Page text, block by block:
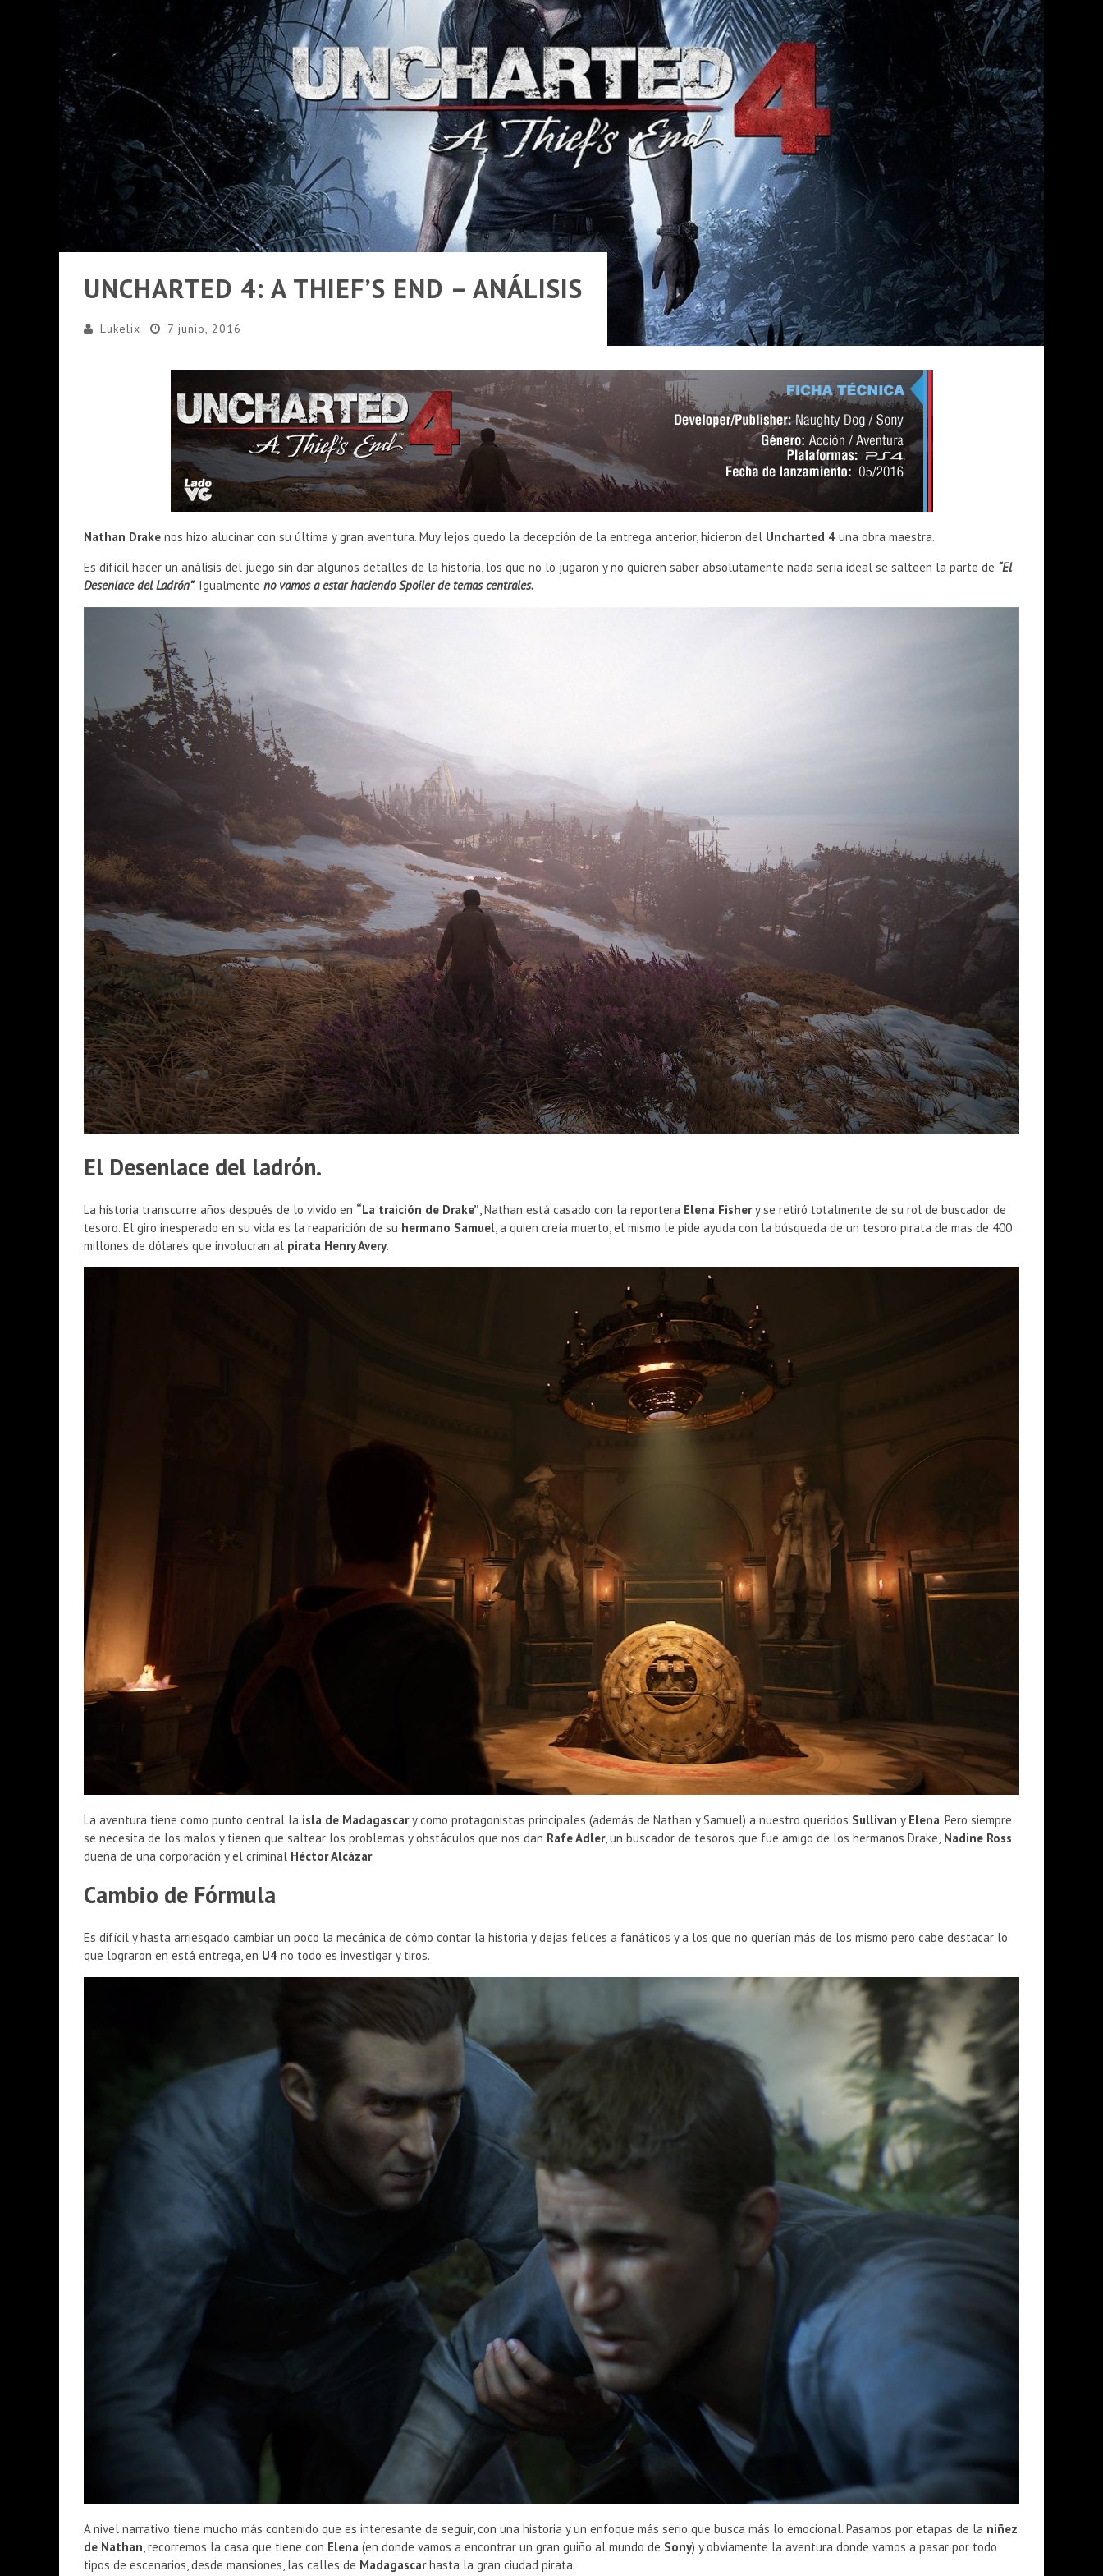
PRESENTACION WATCH DOGS 2 EN ARGENTINA
UNCHARTED 4: A THIEF’S END – ANÁLISIS
Lukelix 7 junio, 2016
Nathan Drake nos hizo alucinar con su última y gran aventura. Muy lejos quedo la decepción de la entrega anterior, hicieron del Uncharted 4 una obra maestra.
Es difícil hacer un análisis del juego sin dar algunos detalles de la historia, los que no lo jugaron y no quieren saber absolutamente nada sería ideal se salteen la parte de “El
Desenlace del Ladrón”. Igualmente no vamos a estar haciendo Spoiler de temas centrales.
El Desenlace del ladrón.
La historia transcurre años después de lo vivido en “La traición de Drake”, Nathan está casado con la reportera Elena Fishery se retiró totalmente de su rol de buscador de
tesoro. El giro inesperado en su vida es la reaparición de su hermano Samuel, a quien creía muerto, el mismo le pide ayuda con la búsqueda de un tesoro pirata de mas de 400
millones de dólares que involucran al pirata Henry Avery.
La aventura tiene como punto central la isla de Madagascary como protagonistas principales (además de Nathan y Samuel) a nuestro queridos Sullivan y Elena. Pero siempre
se necesita de los malos y tienen que saltear los problemas y obstáculos que nos dan Rafe Adler, un buscador de tesoros que fue amigo de los hermanos Drake, Nadine Ross
dueña de una corporación y el criminal Héctor Alcázar.
Cambio de Fórmula
Es difícil y hasta arriesgado cambiar un poco la mecánica de cómo contar la historia y dejas felices a fanáticos y a los que no querían más de los mismo pero cabe destacar lo
que lograron en está entrega, en U4 no todo es investigar y tiros.
A nivel narrativo tiene mucho más contenido que es interesante de seguir, con una historia y un enfoque más serio que busca más lo emocional. Pasamos por etapas de la niñez
de Nathan , recorremos la casa que tiene con Elena (en donde vamos a encontrar un gran guiño al mundo de Sony) y obviamente la aventura donde vamos a pasar por todo
tipos de escenarios, desde mansiones, las calles de Madagascarhasta la gran ciudad pirata.